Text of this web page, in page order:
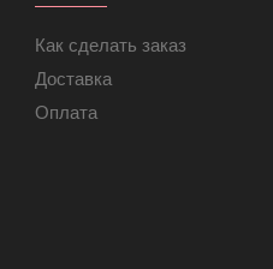
Как сделать заказ
Доставка
Оплата